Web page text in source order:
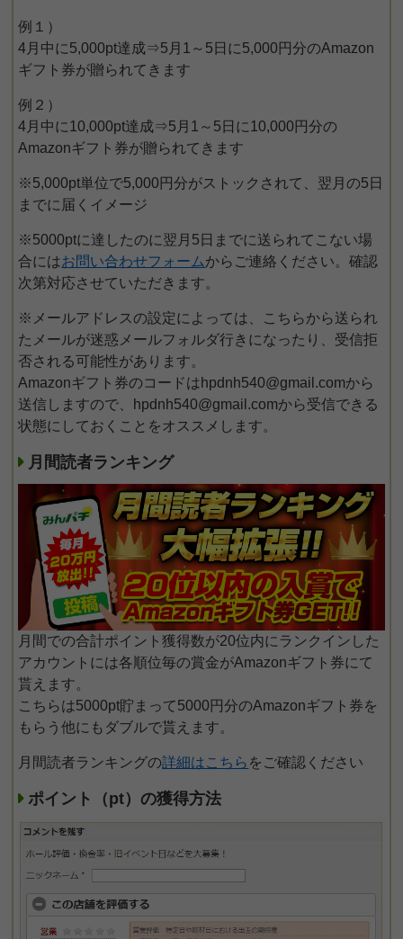
例１）
4月中に5,000pt達成⇒5月1～5日に5,000円分のAmazon
ギフト券が贈られてきます
例２）
4月中に10,000pt達成⇒5月1～5日に10,000円分の
Amazonギフト券が贈られてきます
※5,000pt単位で5,000円分がストックされて、翌月の5日
までに届くイメージ
※5000ptに達したのに翌月5日までに送られてこない場
合にはお問い合わせフォームからご連絡ください。確認
次第対応させていただきます。
※メールアドレスの設定によっては、こちらから送られ
たメールが迷惑メールフォルダ行きになったり、受信拒
否される可能性があります。
Amazonギフト券のコードはhpdnh540@gmail.comから
送信しますので、hpdnh540@gmail.comから受信できる
状態にしておくことをオススメします。
月間読者ランキング
月間での合計ポイント獲得数が20位内にランクインした
アカウントには各順位毎の賞金がAmazonギフト券にて
貰えます。
こちらは5000pt貯まって5000円分のAmazonギフト券を
もらう他にもダブルで貰えます。
月間読者ランキングの詳細はこちら をご確認ください
ポイント（pt）の獲得方法